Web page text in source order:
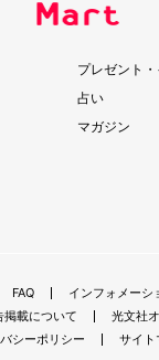
プレゼント・
占い
マガジン
FAQ インフォメーシ
掲載について
光文社
シーポリシー
サイト